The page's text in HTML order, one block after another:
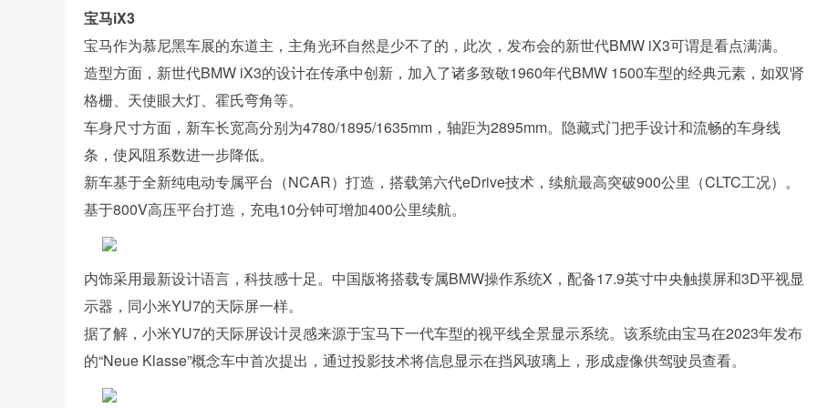
宝马iX3
宝马作为慕尼黑车展的东道主，主角光环自然是少不了的，此次，发布会的新世代BMW iX3可谓是看点满满。
造型方面，新世代BMW iX3的设计在传承中创新，加入了诸多致敬1960年代BMW 1500车型的经典元素，如双肾
格栅、天使眼大灯、霍氏弯角等。
车身尺寸方面，新车长宽高分别为4780/1895/1635mm，轴距为2895mm。隐藏式门把手设计和流畅的车身线
条，使风阻系数进一步降低。
新车基于全新纯电动专属平台（NCAR）打造，搭载第六代eDrive技术，续航最高突破900公里（CLTC工况）。
基于800V高压平台打造，充电10分钟可增加400公里续航。
内饰采用最新设计语言，科技感十足。中国版将搭载专属BMW操作系统X，配备17.9英寸中央触摸屏和3D平视显
示器，同小米YU7的天际屏一样。
据了解，小米YU7的天际屏设计灵感来源于宝马下一代车型的视平线全景显示系统。该系统由宝马在2023年发布
的“Neue Klasse”概念车中首次提出，通过投影技术将信息显示在挡风玻璃上，形成虚像供驾驶员查看。